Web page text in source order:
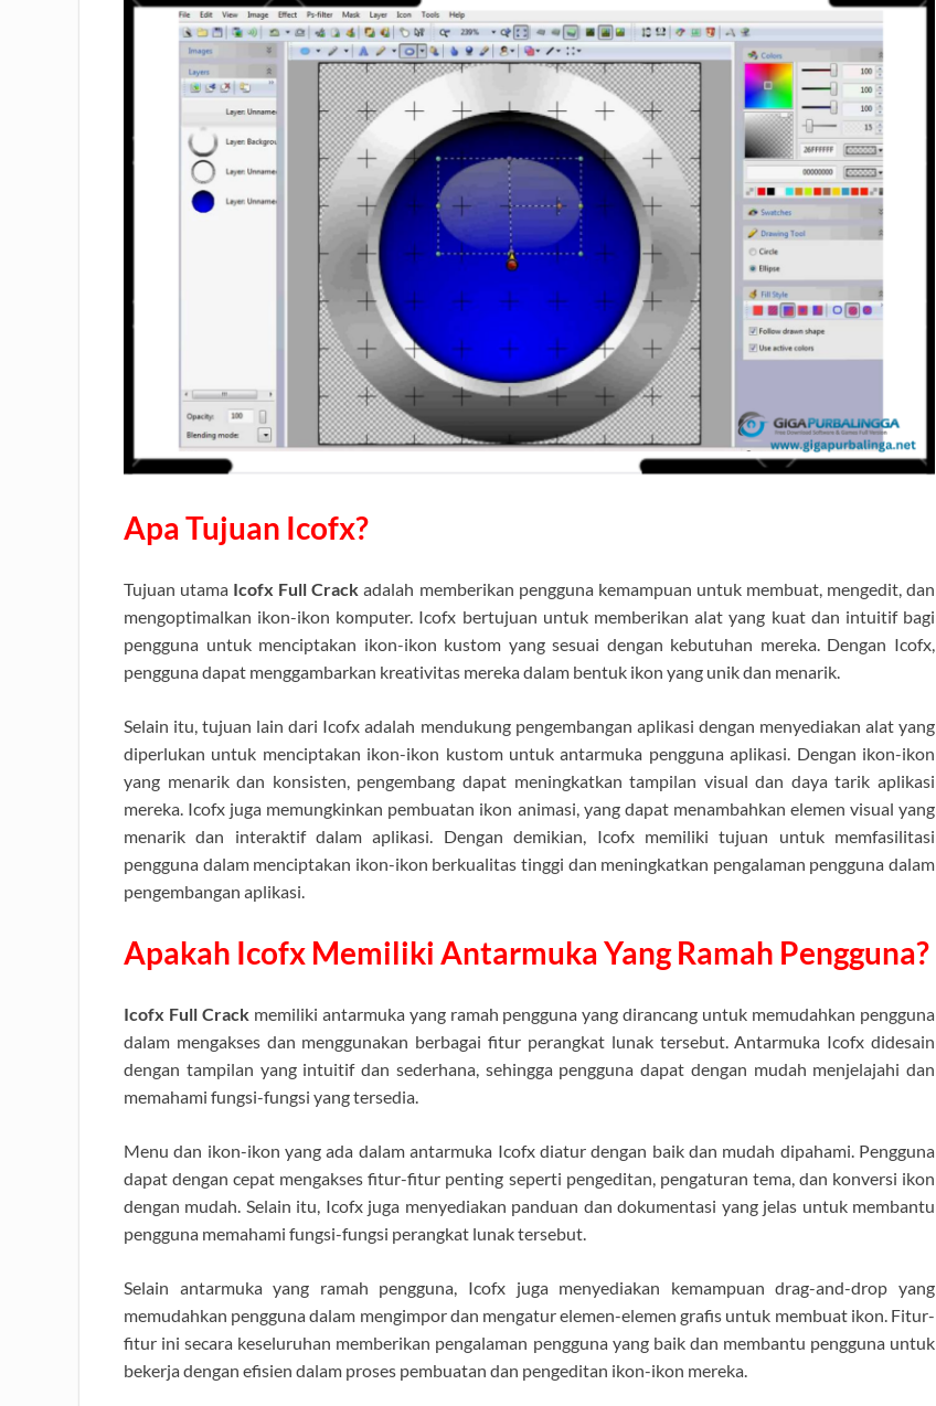
Apa Tujuan Icofx?
Tujuan utama Icofx Full Crack adalah memberikan pengguna kemampuan untuk membuat, mengedit, dan
mengoptimalkan ikon-ikon komputer. Icofx bertujuan untuk memberikan alat yang kuat dan intuitif bagi
pengguna untuk menciptakan ikon-ikon kustom yang sesuai dengan kebutuhan mereka. Dengan Icofx,
pengguna dapat menggambarkan kreativitas mereka dalam bentuk ikon yang unik dan menarik.
Selain itu, tujuan lain dari Icofx adalah mendukung pengembangan aplikasi dengan menyediakan alat yang
diperlukan untuk menciptakan ikon-ikon kustom untuk antarmuka pengguna aplikasi. Dengan ikon-ikon
yang menarik dan konsisten, pengembang dapat meningkatkan tampilan visual dan daya tarik aplikasi
mereka. Icofx juga memungkinkan pembuatan ikon animasi, yang dapat menambahkan elemen visual yang
menarik dan interaktif dalam aplikasi. Dengan demikian, Icofx memiliki tujuan untuk memfasilitasi
pengguna dalam menciptakan ikon-ikon berkualitas tinggi dan meningkatkan pengalaman pengguna dalam
pengembangan aplikasi.
Apakah Icofx Memiliki Antarmuka Yang Ramah Pengguna?
Icofx Full Crack memiliki antarmuka yang ramah pengguna yang dirancang untuk memudahkan pengguna
dalam mengakses dan menggunakan berbagai fitur perangkat lunak tersebut. Antarmuka Icofx didesain
dengan tampilan yang intuitif dan sederhana, sehingga pengguna dapat dengan mudah menjelajahi dan
memahami fungsi-fungsi yang tersedia.
Menu dan ikon-ikon yang ada dalam antarmuka Icofx diatur dengan baik dan mudah dipahami. Pengguna
dapat dengan cepat mengakses fitur-fitur penting seperti pengeditan, pengaturan tema, dan konversi ikon
dengan mudah. Selain itu, Icofx juga menyediakan panduan dan dokumentasi yang jelas untuk membantu
pengguna memahami fungsi-fungsi perangkat lunak tersebut.
Selain antarmuka yang ramah pengguna, Icofx juga menyediakan kemampuan drag-and-drop yang
memudahkan pengguna dalam mengimpor dan mengatur elemen-elemen grafis untuk membuat ikon. Fitur-
fitur ini secara keseluruhan memberikan pengalaman pengguna yang baik dan membantu pengguna untuk
bekerja dengan efisien dalam proses pembuatan dan pengeditan ikon-ikon mereka.